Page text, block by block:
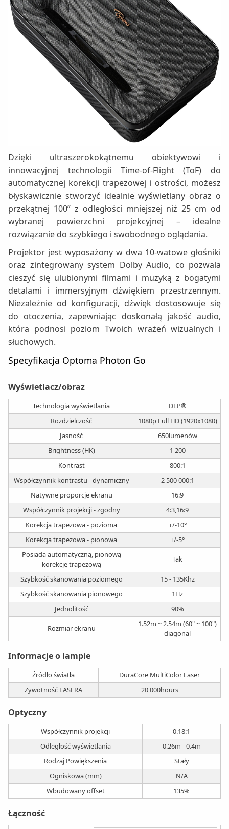
Dzięki ultraszerokokątnemu obiektywowi i
innowacyjnej technologii Time-of-Flight (ToF) do
automatycznej korekcji trapezowej i ostrości, możesz
błyskawicznie stworzyć idealnie wyświetlany obraz o
przekątnej 100” z odległości mniejszej niż 25 cm od
wybranej powierzchni projekcyjnej – idealne
rozwiązanie do szybkiego i swobodnego oglądania.
Projektor jest wyposażony w dwa 10-watowe głośniki
oraz zintegrowany system Dolby Audio, co pozwala
cieszyć się ulubionymi filmami i muzyką z bogatymi
detalami i immersyjnym dźwiękiem przestrzennym.
Niezależnie od konfiguracji, dźwięk dostosowuje się
do otoczenia, zapewniając doskonałą jakość audio,
która podnosi poziom Twoich wrażeń wizualnych i
słuchowych.
Specyfikacja Optoma Photon Go
Wyświetlacz/obraz
Technologia wyświetlania
DLP®
Rozdzielczość
1080p Full HD (1920x1080)
Jasność
650lumenów
Brightness (HK)
1 200
Kontrast
800:1
Współczynnik kontrastu - dynamiczny
2 500 000:1
Natywne proporcje ekranu
16:9
Współczynnik projekcji - zgodny
4:3,16:9
Korekcja trapezowa - pozioma
+/-10°
Korekcja trapezowa - pionowa
+/-5°
Posiada automatyczną, pionową
korekcję trapezową
Tak
Szybkość skanowania poziomego
15 - 135Khz
Szybkość skanowania pionowego
1Hz
Jednolitość
90%
Rozmiar ekranu
1.52m ~ 2.54m (60" ~ 100")
diagonal
Informacje o lampie
Źródło światła
DuraCore MultiColor Laser
Żywotność LASERA
20 000hours
Optyczny
Współczynnik projekcji
0.18:1
Odległość wyświetlania
0.26m - 0.4m
Rodzaj Powiększenia
Stały
Ogniskowa (mm)
N/A
Wbudowany offset
135%
Łączność